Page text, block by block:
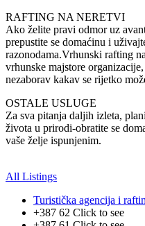
RAFTING NA NERETVI
Ako želite pravi odmor uz
prepustite se domaćinu i
razonodama.Vrhunski rafting
vrhunske majstore
nezaborav kakav se rijetko
OSTALE USLUGE
Za sva pitanja daljih izleta,
života u prirodi-obratite se
vaše želje ispunjenim.
All Listings
Turistička agencija i
+387 62 Click to see